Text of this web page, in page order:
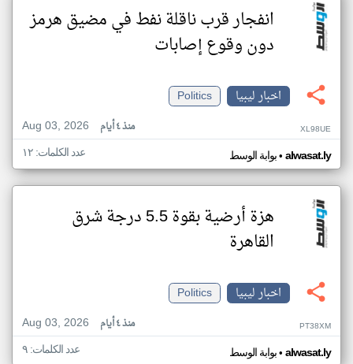
انفجار قرب ناقلة نفط في مضيق هرمز
دون وقوع إصابات
اخبار ليبيا
Politics
Aug 03, 2026
منذ ٤ أيام XL98UE
بوابة الوسط• alwasat.ly عدد الكلمات: ١٢
هزة أرضية بقوة 5.5 درجة شرق
القاهرة
اخبار ليبيا
Politics
Aug 03, 2026
منذ ٤ أيام PT38XM
بوابة الوسط• alwasat.ly عدد الكلمات: ٩